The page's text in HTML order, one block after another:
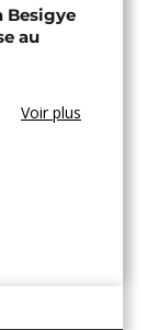
Besigye
au
Voir plus